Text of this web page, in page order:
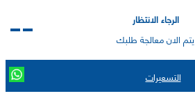
الرجاء الانتظار
يتم الان معالجة طلبك
التسعيرات